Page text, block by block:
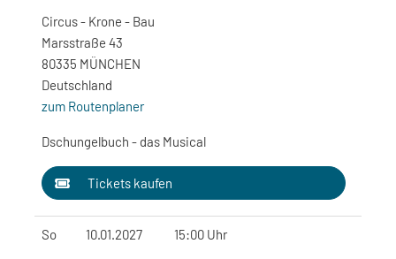
Circus - Krone - Bau
Marsstraße 43
80335 MÜNCHEN
Deutschland
zum Routenplaner
Dschungelbuch - das Musical
Tickets kaufen
So 10.01.2027 15:00 Uhr